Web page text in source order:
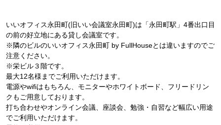
いいオフィス永田町(旧いい会議室永田町)は「永田町駅」4番出口目
の前の好立地にある貸し会議室です。
※隣のビルのいいオフィス永田町 by FullHouseとは違いますのでご
注意ください。
※栄ビル３階です。
最大12名様までご利用いただけます。
電源やwifiはもちろん、モニターやホワイトボード、フリードリン
クもご用意しております。
打ち合わせやオンライン会議、座談会、勉強・自習など幅広い用途
でご利用いただけます。